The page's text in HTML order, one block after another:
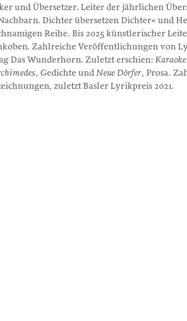
und Übersetzer. Leiter der jährlichen
Dichter übersetzen Dichter« und
Reihe. Bis 2025 künstlerischer
Zahlreiche Veröffentlichungen von
Das Wunderhorn. Zuletzt erschien: Karaoke
, Gedichte und Neue Dörfer, Prosa.
zuletzt Basler Lyrikpreis 2021.